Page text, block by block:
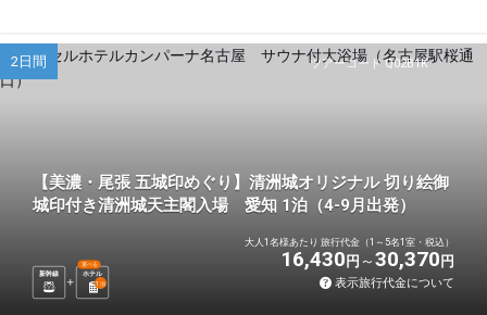
ツアーコード Q02B1K
2日間
【美濃・尾張 五城印めぐり】清洲城オリジナル 切り絵御
城印付き清洲城天主閣入場 愛知 1泊（4-9月出発）
新幹線 ホテル
選べる
1 泊
大人1名様あたり 旅行代金（1～5名1室・税込）
16,430 円 30,370 円
表示旅行代金について